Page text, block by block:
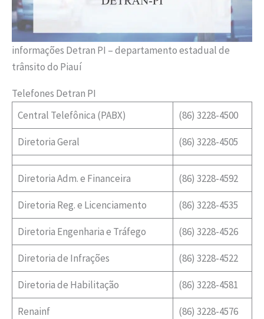
informações Detran PI – departamento estadual de
trânsito do Piauí
Telefones Detran PI
Central Telefônica (PABX)
(86) 3228-4500
Diretoria Geral (86) 3228-4505
Diretoria Adm. e Financeira (86) 3228-4592
Diretoria Reg. e Licenciamento (86) 3228-4535
Diretoria Engenharia e Tráfego (86) 3228-4526
Diretoria de Infrações (86) 3228-4522
Diretoria de Habilitação (86) 3228-4581
Renainf (86) 3228-4576